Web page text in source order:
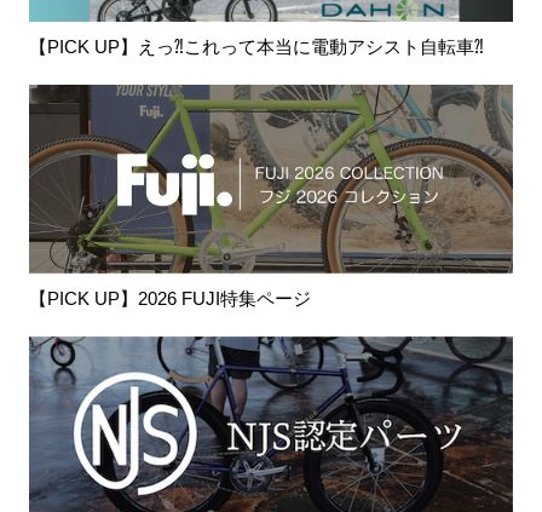
【PICK UP】えっ⁈これって本当に電動アシスト自転車⁈
【PICK UP】2026 FUJI特集ページ